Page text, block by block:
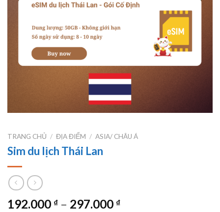
TRANG CHỦ / ĐỊA ĐIỂM / ASIA/ CHÂU Á
Sim du lịch Thái Lan
192.000 ₫ – 297.000 ₫Khoảng